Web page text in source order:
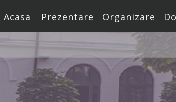
Acasa Prezentare Organizare